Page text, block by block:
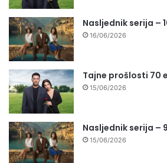
Nasljednik serija –
16/06/2026
Tajne prošlosti 70
15/06/2026
Nasljednik serija –
15/06/2026